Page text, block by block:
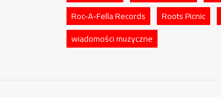
Roc-A-Fella Records
Roots Picnic
wiadomości muzyczne